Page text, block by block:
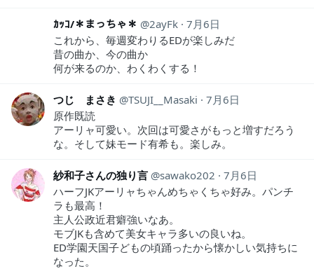
ｶｯｺ/＊まっちゃ＊ 2ayFk 7月6日
これから、毎週変わりるEDが楽しみだ
昔の曲か、今の曲か
何が来るのか、わくわくする！
つじ まさき TSUJI__Masaki
7月6日
原作既読
アーリャ可愛い。次回は可愛さがもっと増すだろう
な。そして妹モード有希も。楽しみ。
紗和子さんの独り言 sawako202
7月6日
ハーフJKアーリャちゃんめちゃくちゃ好み。パンチ
ラも最高！
主人公政近君癖強いなあ。
モブJKも含めて美女キャラ多いの良いね。
ED学園天国子どもの頃踊ったから懐かしい気持ちに
なった。